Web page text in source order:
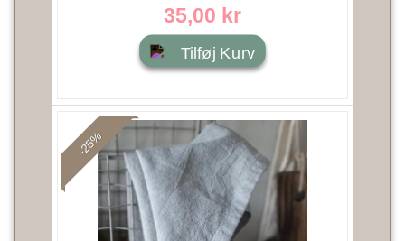
40x40 - Ib Laursen
35,00 kr
Tilføj Kurv
-25%